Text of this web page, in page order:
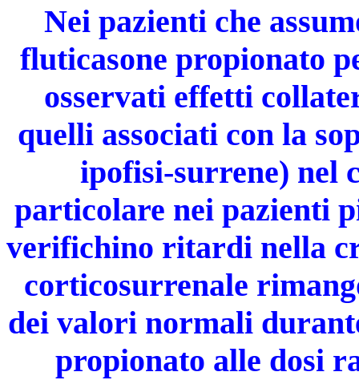
Nei pazienti che
fluticasone propionato
osservati effetti
quelli associati con la
ipofisi-surrene) nel
particolare nei pazienti
verifichino ritardi nella
corticosurrenale
dei valori normali
propionato alle dosi